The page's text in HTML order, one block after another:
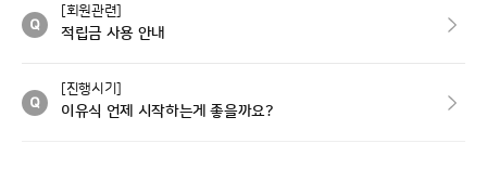
[회원관련]
적립금 사용 안내
[진행시기]
이유식 언제 시작하는게 좋을까요?